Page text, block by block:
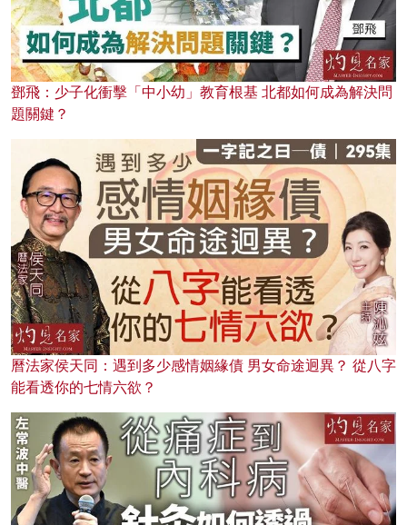
鄧飛：少子化衝擊「中小幼」教育根基 北都如何成為解決問
題關鍵？
曆法家侯天同：遇到多少感情姻緣債 男女命途迥異？ 從八字
能看透你的七情六欲？